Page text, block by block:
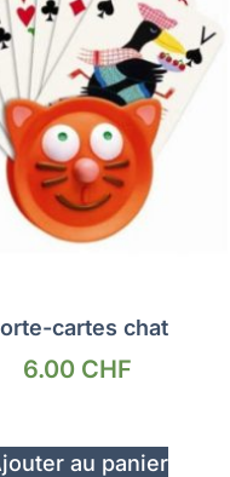
cartes chat
6.00 CHF
au panier